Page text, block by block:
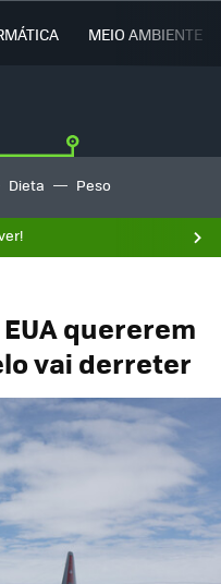
MEIO AMBIENTE
Dieta Peso
quererem
vai derreter